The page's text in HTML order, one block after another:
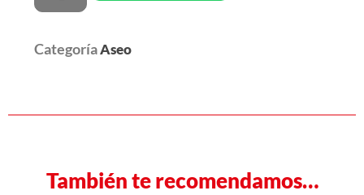
CategoríaAseo
También te recomendamos…